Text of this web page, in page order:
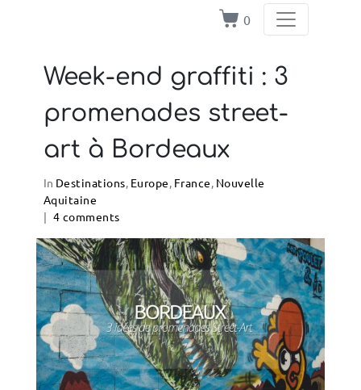
0
Week-end graffiti : 3
promenades street-
art à Bordeaux
In Destinations, Europe, France, Nouvelle
Aquitaine
4 comments